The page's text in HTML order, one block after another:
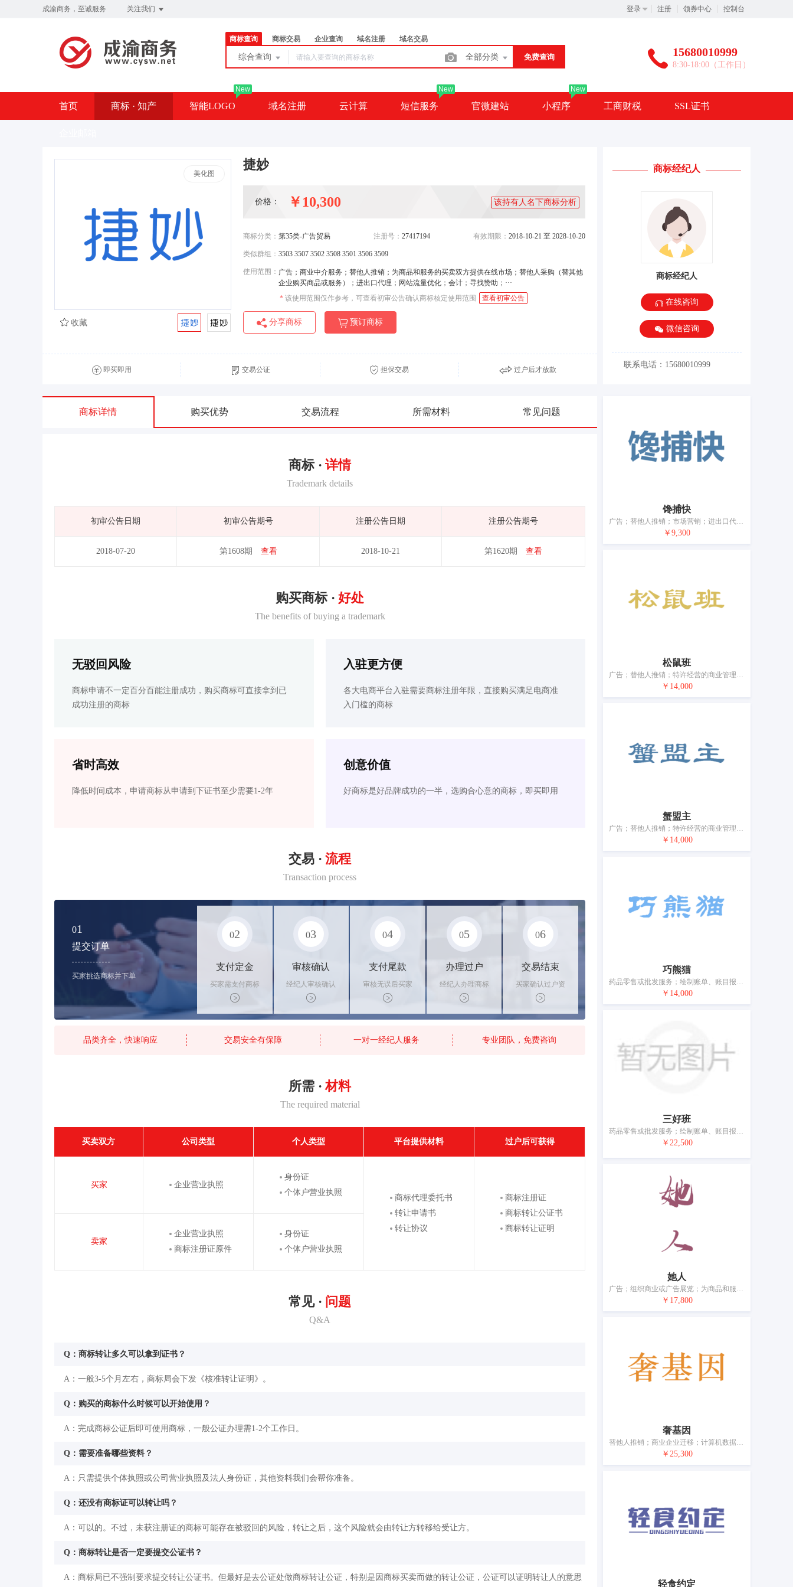
成渝商务，至诚服务 关注我们 登录 注册 领券中心 控制台
商标查询 商标交易 企业查询 域名注册 域名交易
综合查询 全部分类 免费查询 15680010999
8:30-18:00（工作日）
首页 商标 · 知产 智能LOGO
New
域名注册 云计算 短信服务
New
官微建站 小程序
New
工商财税 SSL证书
美化图
捷妙
价格： ￥10,300 该持有人名下商标分析
商标分类： 第35类-广告贸易 注册号： 27417194 有效期限： 2018-10-21 至 2028-10-20
类似群组： 3503 3507 3502 3508 3501 3506 3509
使用范围： 广告；商业中介服务；替他人推销；为商品和服务的买卖双方提供在线市场；替他人采购（替其他
企业购买商品或服务）；进出口代理；网站流量优化；会计；寻找赞助；···
* 该使用范围仅作参考，可查看初审公告确认商标核定使用范围 查看初审公告
分享商标 预订商标
收藏
即买即用 交易公证 担保交易 过户后才放款
商标详情 购买优势 交易流程 所需材料 常见问题
商标 · 详情
Trademark details
初审公告日期 初审公告期号 注册公告日期 注册公告期号
2018-07-20 第1608期 查看 2018-10-21 第1620期 查看
购买商标 · 好处
The benefits of buying a trademark
无驳回风险
商标申请不一定百分百能注册成功，购买商标可直接拿到已
成功注册的商标
入驻更方便
各大电商平台入驻需要商标注册年限，直接购买满足电商准
入门槛的商标
省时高效
降低时间成本，申请商标从申请到下证书至少需要1-2年
创意价值
好商标是好品牌成功的一半，选购合心意的商标，即买即用
交易 · 流程
Transaction process
01
提交订单
买家挑选商标并下单
02
支付定金
买家需支付商标
标价的10%的购
买订金
03
审核确认
经纪人审核确认
商标状态
04
支付尾款
审核无误后买家
支付尾款，卖家
办理相关手续
05
办理过户
经纪人办理商标
转让手续，交付
相关证书
06
交易结束
买家确认过户资
料后，平台解冻
资金支付卖家
品类齐全，快速响应 交易安全有保障 一对一经纪人服务 专业团队，免费咨询
所需 · 材料
The required material
买卖双方 公司类型 个人类型 平台提供材料 过户后可获得
买家 企业营业执照
身份证
个体户营业执照
商标代理委托书
转让申请书
转让协议
商标注册证
商标转让公证书
商标转让证明
卖家
企业营业执照
商标注册证原件
身份证
个体户营业执照
常见 · 问题
Q&A
Q：商标转让多久可以拿到证书？
A：一般3-5个月左右，商标局会下发《核准转让证明》。
Q：购买的商标什么时候可以开始使用？
A：完成商标公证后即可使用商标，一般公证办理需1-2个工作日。
Q：需要准备哪些资料？
A：只需提供个体执照或公司营业执照及法人身份证，其他资料我们会帮你准备。
Q：还没有商标证可以转让吗？
A：可以的。不过，未获注册证的商标可能存在被驳回的风险，转让之后，这个风险就会由转让方转移给受让方。
Q：商标转让是否一定要提交公证书？
A：商标局已不强制要求提交转让公证书。但最好是去公证处做商标转让公证，特别是因商标买卖而做的转让公证，公证可以证明转让人的意思
商标经纪人
商标经纪人
在线咨询
微信咨询
联系电话：15680010999
馋捕快
广告；替他人推销；市场营销；进出口代理；通过发行和管理贵宾卡替他人推销；为商品和服务的买卖双方提供在线市场；特许经营的商业管理；饭店商业管理；商业审计；药品零售或批发服务
￥9,300
松鼠班
广告；替他人推销；特许经营的商业管理；市场营销；进出口代理；通过发行和管理贵宾卡替他人推销；为商品和服务的买卖双方提供在线市场；为他人采购酒精饮料（为其他企业购买商品）；饭店商业管理；药品零售或批发服务
￥14,000
蟹盟主
广告；替他人推销；特许经营的商业管理；市场营销；人员招收；通过发行和管理贵宾卡替他人推销；为商品和服务的买卖双方提供在线市场；商业审计；饭店商业管理；药品零售或批发服务
￥14,000
巧熊猫
药品零售或批发服务；绘制账单、账目报表；广告；商业信息；饭店商业管理；特许经营的商业管理；替他人推销；市场营销；人员招收；为商品和服务的买卖双方提供在线市场
￥14,000
三好班
药品零售或批发服务；绘制账单、账目报表；广告；商业信息；饭店商业管理；特许经营的商业管理；替他人推销；市场营销；人员招收；为商品和服务的买卖双方提供在线市场
￥22,500
她人
广告；组织商业或广告展览；为商品和服务的买卖双方提供在线市场；替他人推销；人事管理咨询；商业企业迁移；计算机数据库信息系统化；寻找赞助；会计；药品零售或批发服务
￥17,800
奢基因
替他人推销；商业企业迁移；计算机数据库信息系统化；寻找赞助；会计；药品零售或批发服务；广告；特许经营的商业管理；为商品和服务的买卖双方提供在线市场；人事管理咨询
￥25,300
轻食约定